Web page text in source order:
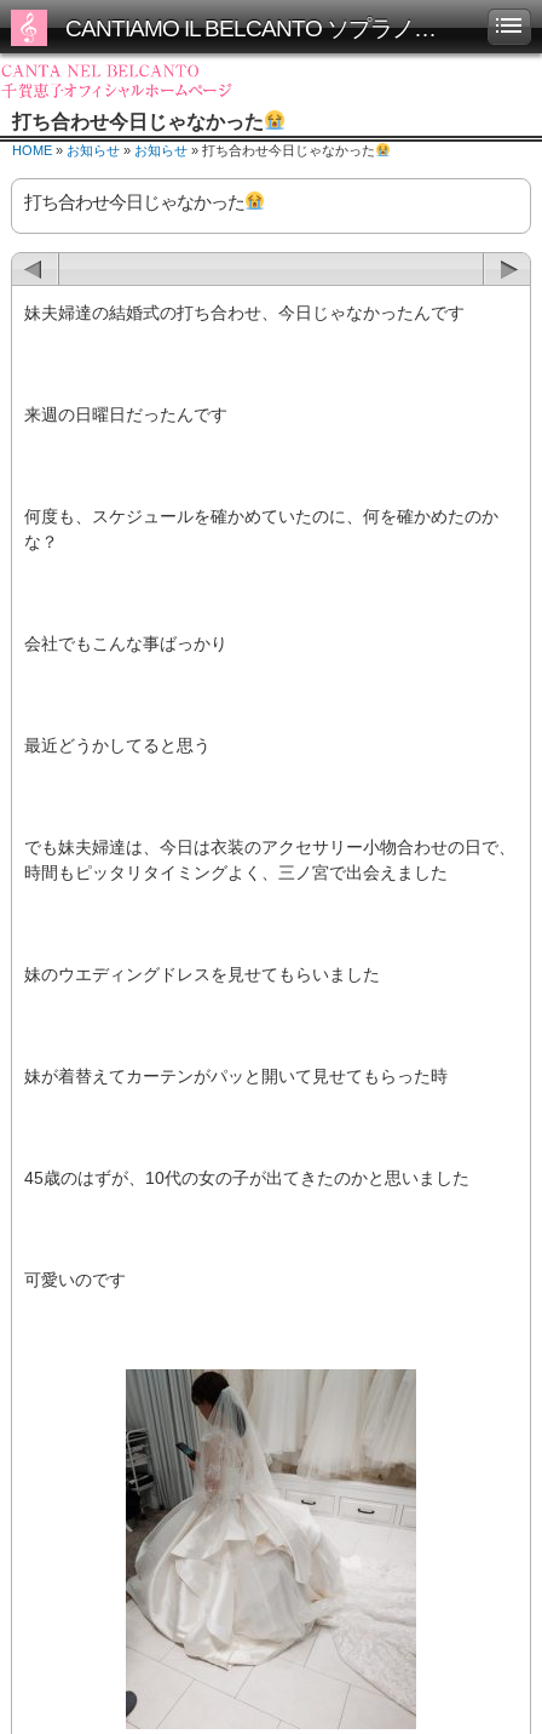
CANTIAMO IL BELCANTO ソプラノ千賀恵子オフィシャルホームページ
打ち合わせ今日じゃなかった
HOME » お知らせ » お知らせ » 打ち合わせ今日じゃなかった
打ち合わせ今日じゃなかった
妹夫婦達の結婚式の打ち合わせ、今日じゃなかったんです
来週の日曜日だったんです
何度も、スケジュールを確かめていたのに、何を確かめたのか
な？
会社でもこんな事ばっかり
最近どうかしてると思う
でも妹夫婦達は、今日は衣装のアクセサリー小物合わせの日で、
時間もピッタリタイミングよく、三ノ宮で出会えました
妹のウエディングドレスを見せてもらいました
妹が着替えてカーテンがパッと開いて見せてもらった時
45歳のはずが、10代の女の子が出てきたのかと思いました
可愛いのです